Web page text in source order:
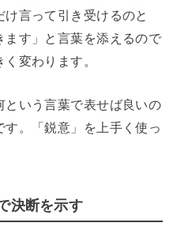
言って引き受けるのと
ます」と言葉を添えるので
変わります。
いう言葉で表せば良いの
。「鋭意」を上手く使っ
決断を示す